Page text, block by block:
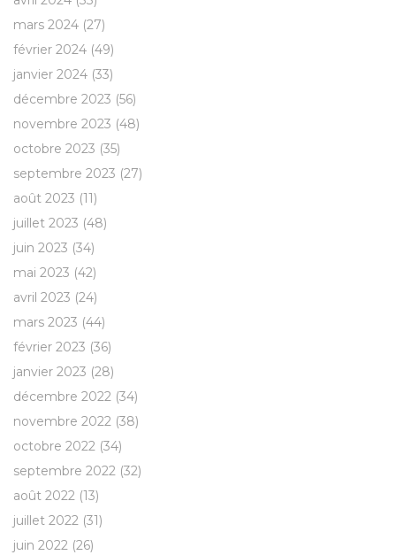
mars 2024 (27)
février 2024 (49)
janvier 2024 (33)
décembre 2023 (56)
novembre 2023 (48)
octobre 2023 (35)
septembre 2023 (27)
août 2023 (11)
juillet 2023 (48)
juin 2023 (34)
mai 2023 (42)
avril 2023 (24)
mars 2023 (44)
février 2023 (36)
janvier 2023 (28)
décembre 2022 (34)
novembre 2022 (38)
octobre 2022 (34)
septembre 2022 (32)
août 2022 (13)
juillet 2022 (31)
juin 2022 (26)